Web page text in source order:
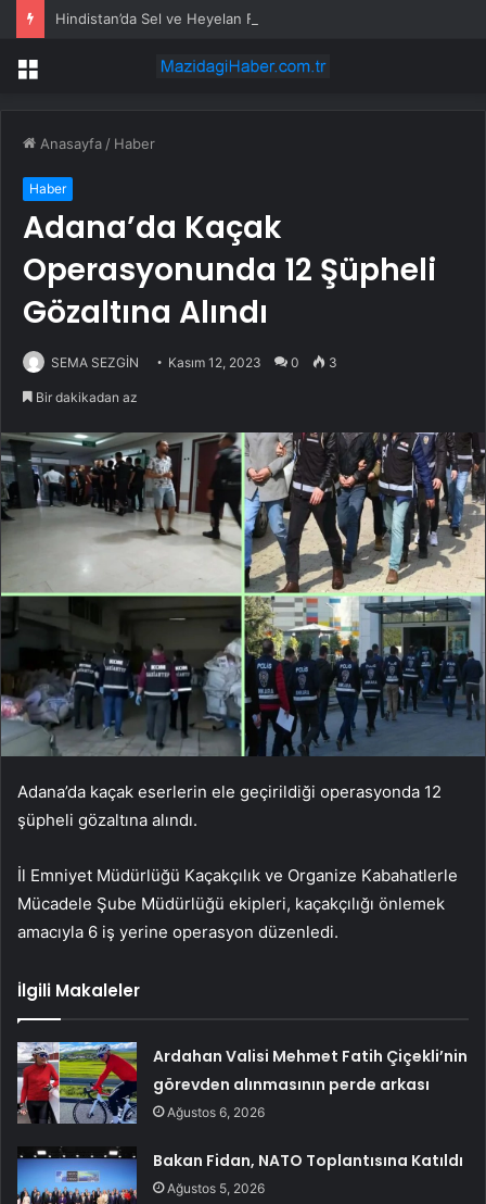
Menü
Anasayfa / Haber
Haber
Adana’da Kaçak
Operasyonunda 12 Şüpheli
Gözaltına Alındı
SEMA SEZGİN Kasım 12, 2023 0 3
Bir dakikadan az
Adana’da kaçak eserlerin ele geçirildiği operasyonda 12
şüpheli gözaltına alındı.
İl Emniyet Müdürlüğü Kaçakçılık ve Organize Kabahatlerle
Mücadele Şube Müdürlüğü ekipleri, kaçakçılığı önlemek
amacıyla 6 iş yerine operasyon düzenledi.
İlgili Makaleler
Ardahan Valisi Mehmet Fatih Çiçekli’nin
görevden alınmasının perde arkası
Ağustos 6, 2026
Bakan Fidan, NATO Toplantısına Katıldı
Ağustos 5, 2026